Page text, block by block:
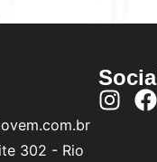
302 - Rio